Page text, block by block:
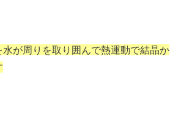
水が周りを取り囲んで熱運動で結晶か